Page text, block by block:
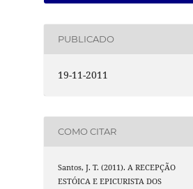
PUBLICADO
19-11-2011
COMO CITAR
Santos, J. T. (2011). A RECEPÇÃO
ESTÓICA E EPICURISTA DOS